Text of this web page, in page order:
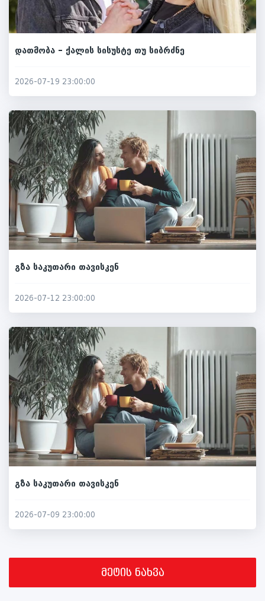
დათმობა – ქალის სისუსტე თუ სიბრძნე
2026-07-19 23:00:00
გზა საკუთარი თავისკენ
2026-07-12 23:00:00
გზა საკუთარი თავისკენ
2026-07-09 23:00:00
მეტის ნახვა